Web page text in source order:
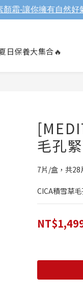
日保養大集合🔥
毛孔
7片/盒，共28
CICA積雪草
顏霜-讓你擁有自然好